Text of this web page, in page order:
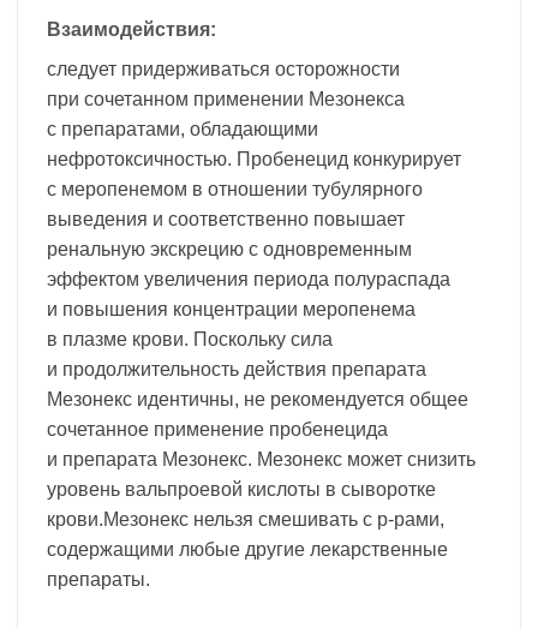
Взаимодействия:
следует придерживаться осторожности
при сочетанном применении Мезонекса
с препаратами, обладающими
нефротоксичностью. Пробенецид конкурирует
с меропенемом в отношении тубулярного
выведения и соответственно повышает
ренальную экскрецию с одновременным
эффектом увеличения периода полураспада
и повышения концентрации меропенема
в плазме крови. Поскольку сила
и продолжительность действия препарата
Мезонекс идентичны, не рекомендуется общее
сочетанное применение пробенецида
и препарата Мезонекс. Мезонекс может снизить
уровень вальпроевой кислоты в сыворотке
крови.Мезонекс нельзя смешивать с р-рами,
содержащими любые другие лекарственные
препараты.